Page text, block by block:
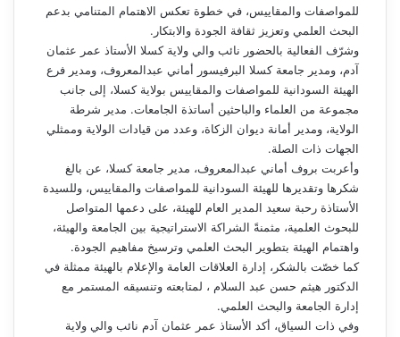
للمواصفات والمقاييس، في خطوة تعكس الاهتمام المتنامي بدعم
البحث العلمي وتعزيز ثقافة الجودة والابتكار.
وشرّف الفعالية بالحضور نائب والي ولاية كسلا الأستاذ عمر عثمان
آدم، ومدير جامعة كسلا البرفيسور أماني عبدالمعروف، ومدير فرع
الهيئة السودانية للمواصفات والمقاييس بولاية كسلا، إلى جانب
مجموعة من العلماء والباحثين أساتذة الجامعات. مدير شرطة
الولاية، ومدير أمانة ديوان الزكاة، وعدد من قيادات الولاية وممثلي
الجهات ذات الصلة.
وأعربت بروف أماني عبدالمعروف، مدير جامعة كسلا، عن بالغ
شكرها وتقديرها للهيئة السودانية للمواصفات والمقاييس، وللسيدة
الأستاذة رحبة سعيد المدير العام للهيئة، على دعمها المتواصل
للبحوث العلمية، مثمنةً الشراكة الاستراتيجية بين الجامعة والهيئة،
واهتمام الهيئة بتطوير البحث العلمي وترسيخ مفاهيم الجودة.
كما خصّت بالشكر، إدارة العلاقات العامة والإعلام بالهيئة ممثلة في
الدكتور هيثم حسن عبد السلام ، لمتابعته وتنسيقه المستمر مع
إدارة الجامعة والبحث العلمي.
وفي ذات السياق، أكد الأستاذ عمر عثمان آدم نائب والي ولاية